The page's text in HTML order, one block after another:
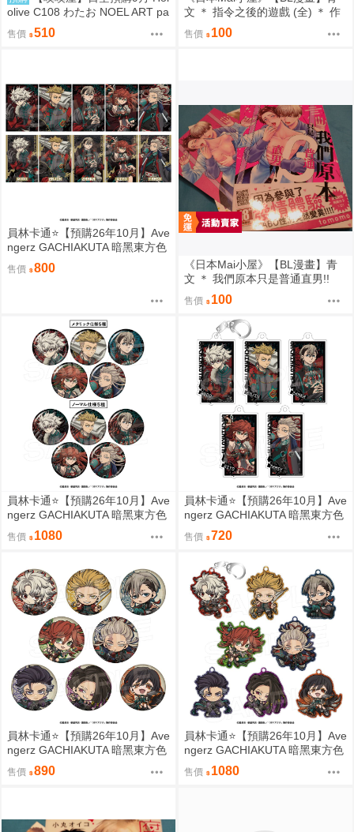
olive C108 わたお NOEL ART pa
rt.8 白銀諾艾爾 寶鐘瑪琳 三期生
售價 510
文 ＊ 指令之後的遊戲 (全) ＊ 作
者：オオタコマメ
售價 100
員林卡通⭐️【預購26年10月】Ave
ngerz GACHIAKUTA 暗黑東方色
彩 插圖卡片收藏集 中盒 0814
售價 800
《日本Mai小屋》【BL漫畫】青
文 ＊ 我們原本只是普通直男!!
(全) ＊ 作者：tomomo
售價 100
員林卡通⭐️【預購26年10月】Ave
ngerz GACHIAKUTA 暗黑東方色
彩 胸章 徽章收藏集 中盒 0814
售價 1080
員林卡通⭐️【預購26年10月】Ave
ngerz GACHIAKUTA 暗黑東方色
彩 壓克力鑰匙圈集 中盒 0814
售價 720
員林卡通⭐️【預購26年10月】Ave
ngerz GACHIAKUTA 暗黑東方色
彩 Q版徽章收藏集 中盒 0814
售價 890
員林卡通⭐️【預購26年10月】Ave
ngerz GACHIAKUTA 暗黑東方色
彩 Q版壓克力鑰匙圈集 中盒 081
4
售價 1080